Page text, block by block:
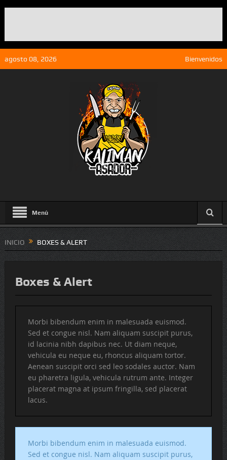
agosto 08, 2026 Bienvenidos
Menú
INICIO BOXES & ALERT
Boxes & Alert
Morbi bibendum enim in malesuada euismod.
Sed et congue nisl. Nam aliquam suscipit purus,
id lacinia nibh dapibus nec. Ut diam neque,
vehicula eu neque eu, rhoncus aliquam tortor.
Aenean suscipit orci sed leo sodales auctor. Nam
eu pharetra ligula, vehicula rutrum ante. Integer
placerat magna at ipsum fringilla, sed placerat
lacus.
Morbi bibendum enim in malesuada euismod.
Sed et congue nisl. Nam aliquam suscipit purus,